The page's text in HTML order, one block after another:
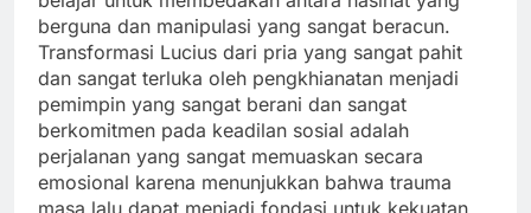
berguna dan manipulasi yang sangat beracun.
Transformasi Lucius dari pria yang sangat pahit
dan sangat terluka oleh pengkhianatan menjadi
pemimpin yang sangat berani dan sangat
berkomitmen pada keadilan sosial adalah
perjalanan yang sangat memuaskan secara
emosional karena menunjukkan bahwa trauma
masa lalu dapat menjadi fondasi untuk kekuatan